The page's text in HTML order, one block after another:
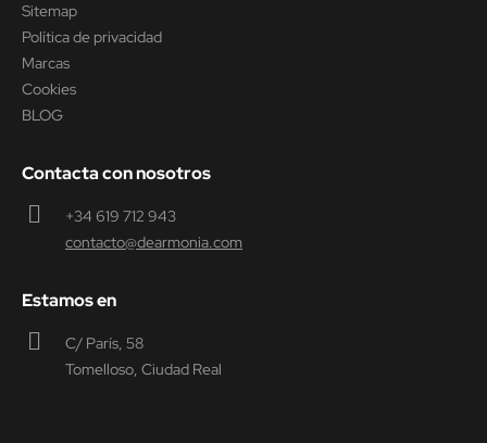
Sitemap
Política de privacidad
Marcas
Cookies
BLOG
Contacta con nosotros
+34 619 712 943
contacto@dearmonia.com
Estamos en
C/ París, 58
Tomelloso, Ciudad Real